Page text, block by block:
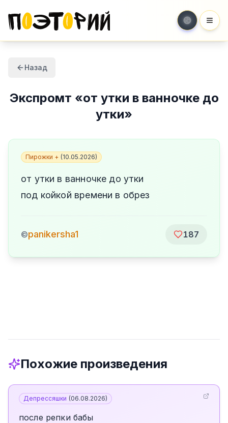
Назад
Экспромт «от утки в ванночке до
утки»
Пирожки + (10.05.2026)
от утки в ванночке до утки
под койкой времени в обрез
©panikersha1 187
Похожие произведения
Депрессяшки (06.08.2026)
после репки бабы